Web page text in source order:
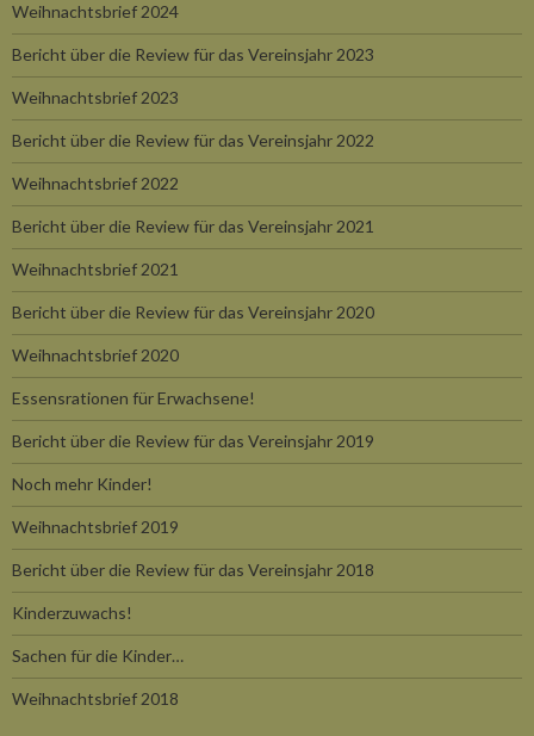
Weihnachtsbrief 2024
Bericht über die Review für das Vereinsjahr 2023
Weihnachtsbrief 2023
Bericht über die Review für das Vereinsjahr 2022
Weihnachtsbrief 2022
Bericht über die Review für das Vereinsjahr 2021
Weihnachtsbrief 2021
Bericht über die Review für das Vereinsjahr 2020
Weihnachtsbrief 2020
Essensrationen für Erwachsene!
Bericht über die Review für das Vereinsjahr 2019
Noch mehr Kinder!
Weihnachtsbrief 2019
Bericht über die Review für das Vereinsjahr 2018
Kinderzuwachs!
Sachen für die Kinder…
Weihnachtsbrief 2018